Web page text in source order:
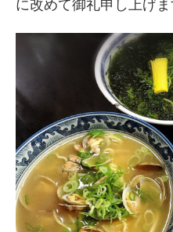
に改めて御礼申し 上げま